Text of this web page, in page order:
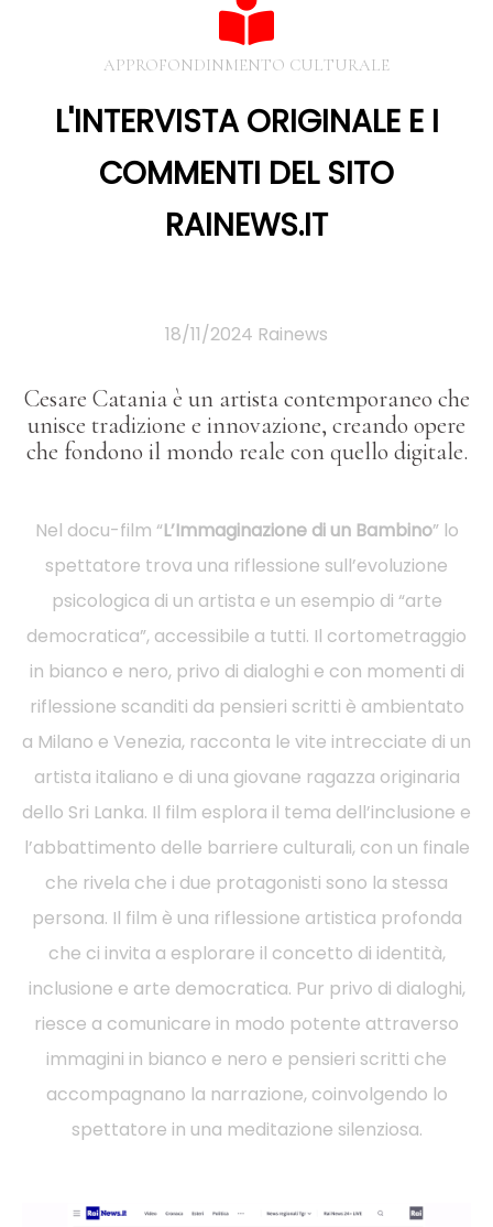
APPROFONDINMENTO CULTURALE
L'INTERVISTA ORIGINALE E I
COMMENTI DEL SITO
RAINEWS.IT
18/11/2024 Rainews
Cesare Catania è un artista contemporaneo che
unisce tradizione e innovazione, creando opere
che fondono il mondo reale con quello digitale.
Nel docu-film “L’Immaginazione di un Bambino” lo
spettatore trova una riflessione sull’evoluzione
psicologica di un artista e un esempio di “arte
democratica”, accessibile a tutti. Il cortometraggio
in bianco e nero, privo di dialoghi e con momenti di
riflessione scanditi da pensieri scritti è ambientato
a Milano e Venezia, racconta le vite intrecciate di un
artista italiano e di una giovane ragazza originaria
dello Sri Lanka. Il film esplora il tema dell’inclusione e
l’abbattimento delle barriere culturali, con un finale
che rivela che i due protagonisti sono la stessa
persona. Il film è una riflessione artistica profonda
che ci invita a esplorare il concetto di identità,
inclusione e arte democratica. Pur privo di dialoghi,
riesce a comunicare in modo potente attraverso
immagini in bianco e nero e pensieri scritti che
accompagnano la narrazione, coinvolgendo lo
spettatore in una meditazione silenziosa.